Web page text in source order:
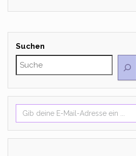
Suchen
Gib deine E-Mail-Adresse ein ...